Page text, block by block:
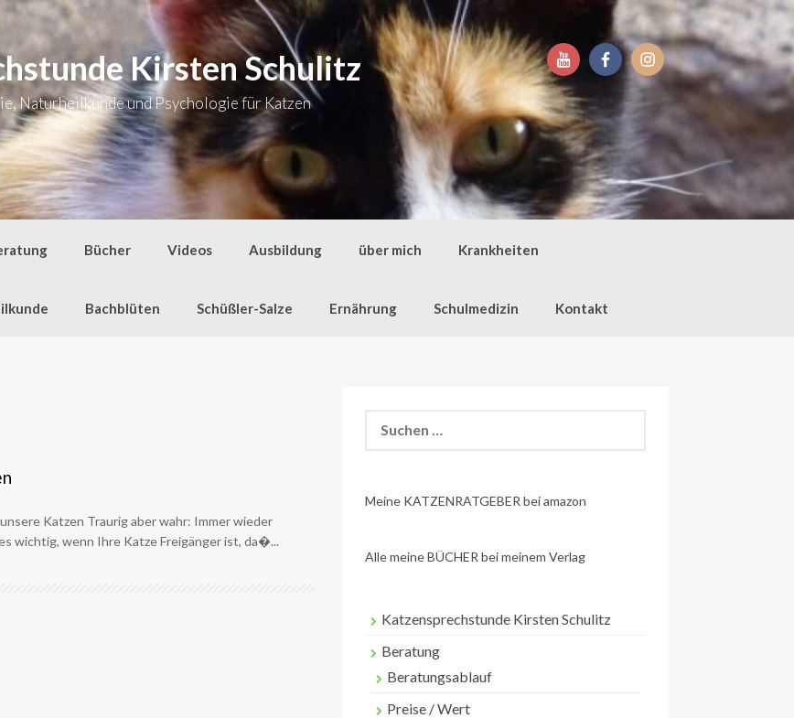
Kirsten Schulitz
Naturheilkunde und Psychologie für Katzen
Bücher Videos Ausbildung über mich Krankheiten
Bachblüten Schüßler-Salze Ernährung Schulmedizin Kontakt
Katzen Traurig aber wahr: Immer wieder
wichtig, wenn Ihre Katze Freigänger ist, da�...
nach:
Meine KATZENRATGEBER bei amazon
Alle meine BÜCHER bei meinem Verlag
Katzensprechstunde Kirsten Schulitz
Beratung
Beratungsablauf
Preise / Wert